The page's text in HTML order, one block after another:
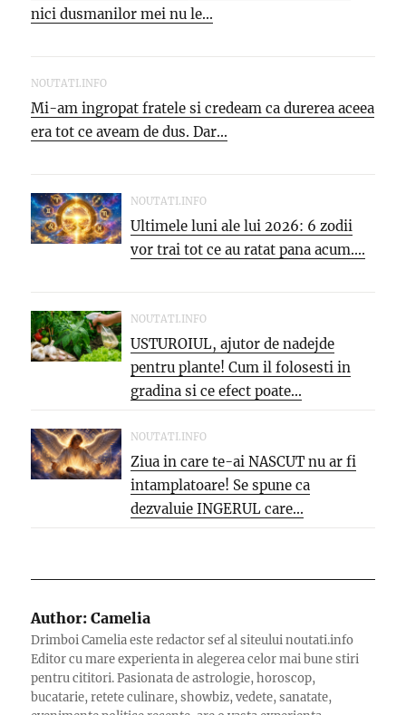
nici dusmanilor mei nu le...
NOUTATI.INFO
Mi-am ingropat fratele si credeam ca durerea aceea
era tot ce aveam de dus. Dar...
NOUTATI.INFO
Ultimele luni ale lui 2026: 6 zodii
vor trai tot ce au ratat pana acum....
NOUTATI.INFO
USTUROIUL, ajutor de nadejde
pentru plante! Cum il folosesti in
gradina si ce efect poate...
NOUTATI.INFO
Ziua in care te-ai NASCUT nu ar fi
intamplatoare! Se spune ca
dezvaluie INGERUL care...
Author: Camelia
Drimboi Camelia este redactor sef al siteului noutati.info
Editor cu mare experienta in alegerea celor mai bune stiri
pentru cititori. Pasionata de astrologie, horoscop,
bucatarie, retete culinare, showbiz, vedete, sanatate,